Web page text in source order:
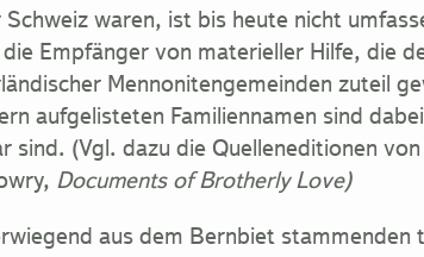
waren, ist bis heute nicht
Empfänger von materieller Hilfe, die
Mennonitengemeinden zuteil
aufgelisteten Familiennamen sind
(Vgl. dazu die Quelleneditionen
Documents of Brotherly Love)
aus dem Bernbiet stammenden